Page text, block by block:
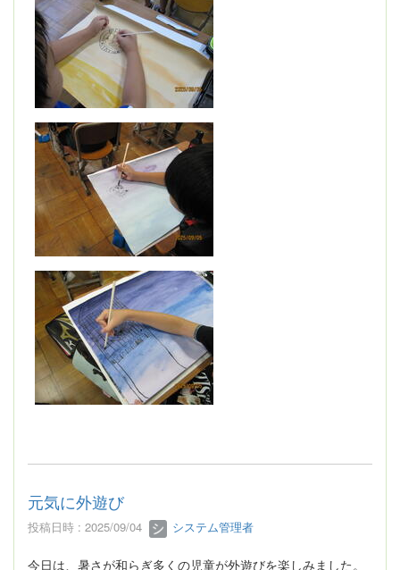
元気に外遊び
投稿日時 : 2025/09/04 システム管理者
今日は、暑さが和らぎ多くの児童が外遊びを楽しみました。